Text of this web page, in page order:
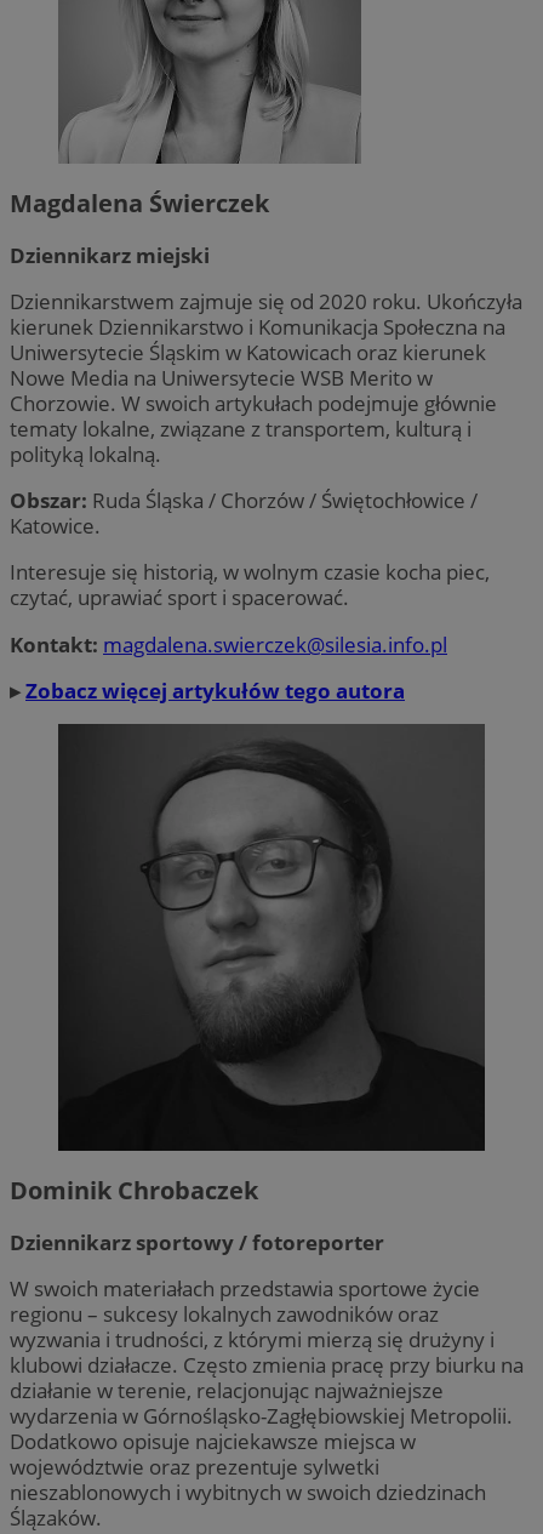
Magdalena Świerczek
Dziennikarz miejski
Dziennikarstwem zajmuje się od 2020 roku. Ukończyła
kierunek Dziennikarstwo i Komunikacja Społeczna na
Uniwersytecie Śląskim w Katowicach oraz kierunek
Nowe Media na Uniwersytecie WSB Merito w
Chorzowie. W swoich artykułach podejmuje głównie
tematy lokalne, związane z transportem, kulturą i
polityką lokalną.
Obszar: Ruda Śląska / Chorzów / Świętochłowice /
Katowice.
Interesuje się historią, w wolnym czasie kocha piec,
czytać, uprawiać sport i spacerować.
Kontakt: magdalena.swierczek@silesia.info.pl
▸Zobacz więcej artykułów tego autora
Dominik Chrobaczek
Dziennikarz sportowy / fotoreporter
W swoich materiałach przedstawia sportowe życie
regionu – sukcesy lokalnych zawodników oraz
wyzwania i trudności, z którymi mierzą się drużyny i
klubowi działacze. Często zmienia pracę przy biurku na
działanie w terenie, relacjonując najważniejsze
wydarzenia w Górnośląsko-Zagłębiowskiej Metropolii.
Dodatkowo opisuje najciekawsze miejsca w
województwie oraz prezentuje sylwetki
nieszablonowych i wybitnych w swoich dziedzinach
Ślązaków.